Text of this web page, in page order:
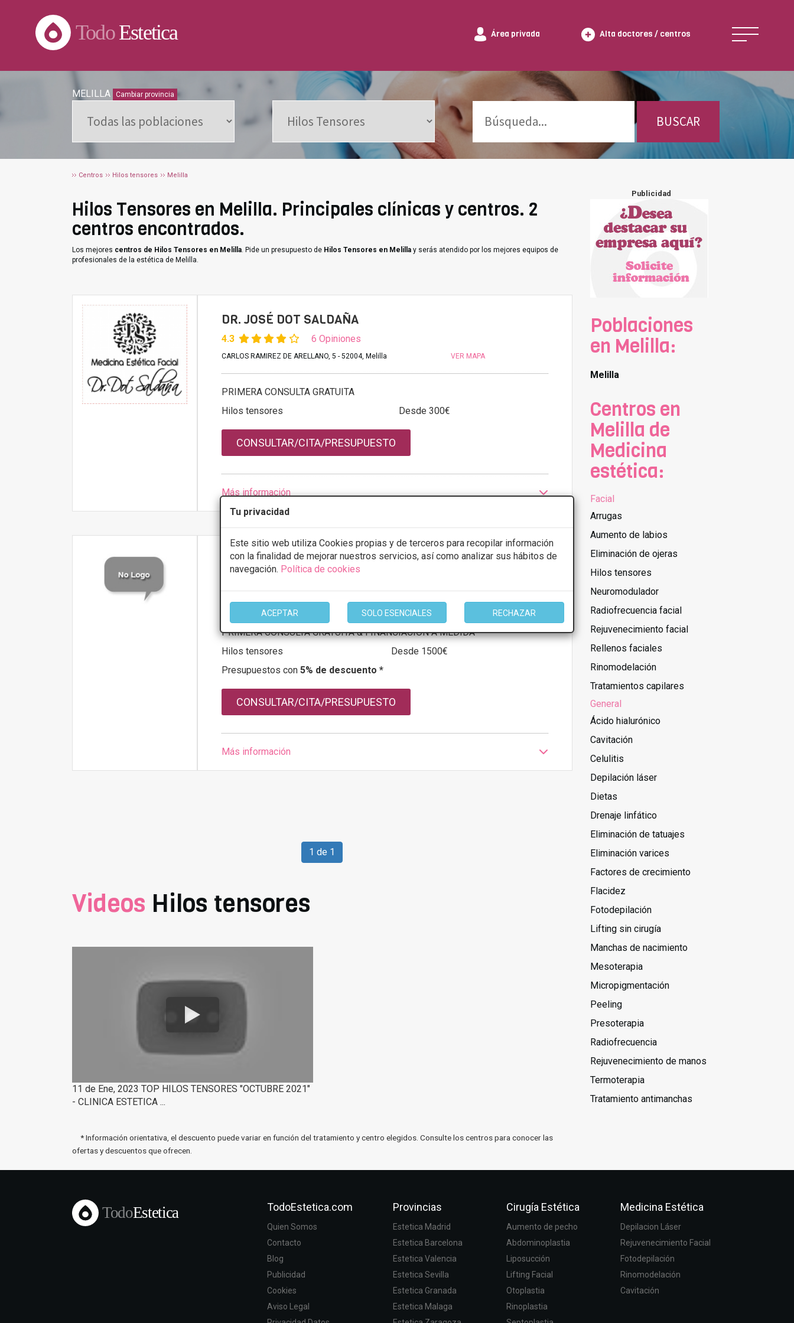
Tu privacidad
Este sitio web utiliza Cookies propias y de terceros para recopilar información
con la finalidad de mejorar nuestros servicios, así como analizar sus hábitos de
navegación. Política de cookies
ACEPTAR SOLO ESENCIALES RECHAZAR
TodoEstetica Área privada Alta doctores / centros
MELILLA Cambiar provincia
BUSCAR
Centros Hilos tensores Melilla
Hilos Tensores en Melilla. Principales clínicas y centros. 2
centros encontrados.
Los mejores centros de Hilos Tensores en Melilla. Pide un presupuesto de Hilos Tensores en Melilla y serás atendido por los mejores equipos de
profesionales de la estética de Melilla.
DR. JOSÉ DOT SALDAÑA
4.3 6 Opiniones
CARLOS RAMIREZ DE ARELLANO, 5 - 52004, Melilla VER MAPA
PRIMERA CONSULTA GRATUITA
Hilos tensores
Desde 300€
CONSULTAR/CITA/PRESUPUESTO
Más información
CLÍNICA MÉDICO ESTÉTICA MELILLA
PRIMERA CONSULTA GRATUITA & FINANCIACIÓN A MEDIDA
Hilos tensores
Desde 1500€
Presupuestos con 5% de descuento *
CONSULTAR/CITA/PRESUPUESTO
Más información
1 de 1
Videos Hilos tensores
11 de Ene, 2023 TOP HILOS TENSORES "OCTUBRE 2021"
- CLINICA ESTETICA ...
* Información orientativa, el descuento puede variar en función del tratamiento y centro elegidos. Consulte los centros para conocer las
ofertas y descuentos que ofrecen.
Publicidad
Poblaciones
en Melilla:
Melilla
Centros en
Melilla de
Medicina
estética:
Facial
Arrugas
Aumento de labios
Eliminación de ojeras
Hilos tensores
Neuromodulador
Radiofrecuencia facial
Rejuvenecimiento facial
Rellenos faciales
Rinomodelación
Tratamientos capilares
General
Ácido hialurónico
Cavitación
Celulitis
Depilación láser
Dietas
Drenaje linfático
Eliminación de tatuajes
Eliminación varices
Factores de crecimiento
Flacidez
Fotodepilación
Lifting sin cirugía
Manchas de nacimiento
Mesoterapia
Micropigmentación
Peeling
Presoterapia
Radiofrecuencia
Rejuvenecimiento de manos
Termoterapia
Tratamiento antimanchas
TodoEstetica TodoEstetica.com
Quien Somos
Contacto
Blog
Publicidad
Cookies
Aviso Legal
Provincias
Estetica Madrid
Estetica Barcelona
Estetica Valencia
Estetica Sevilla
Estetica Granada
Estetica Malaga
Cirugía Estética
Aumento de pecho
Abdominoplastia
Liposucción
Lifting Facial
Otoplastia
Rinoplastia
Medicina Estética
Depilacion Láser
Rejuvenecimiento Facial
Fotodepilación
Rinomodelación
Cavitación